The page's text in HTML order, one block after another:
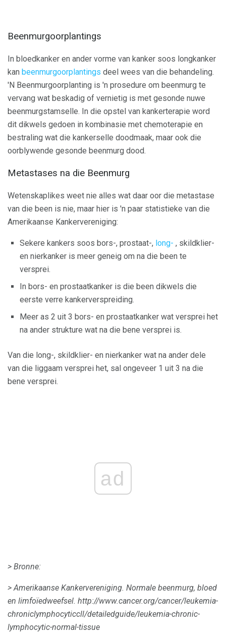
Beenmurgoorplantings
In bloedkanker en ander vorme van kanker soos longkanker
kan beenmurgoorplantings deel wees van die behandeling.
'N Beenmurgoorplanting is 'n prosedure om beenmurg te
vervang wat beskadig of vernietig is met gesonde nuwe
beenmurgstamselle. In die opstel van kankerterapie word
dit dikwels gedoen in kombinasie met chemoterapie en
bestraling wat die kankerselle doodmaak, maar ook die
oorblywende gesonde beenmurg dood.
Metastases na die Beenmurg
Wetenskaplikes weet nie alles wat daar oor die metastase
van die been is nie, maar hier is 'n paar statistieke van die
Amerikaanse Kankervereniging:
Sekere kankers soos bors-, prostaat-, long- , skildklier-
en nierkanker is meer geneig om na die been te
versprei.
In bors- en prostaatkanker is die been dikwels die
eerste verre kankerverspreiding.
Meer as 2 uit 3 bors- en prostaatkanker wat versprei het
na ander strukture wat na die bene versprei is.
Van die long-, skildklier- en nierkanker wat na ander dele
van die liggaam versprei het, sal ongeveer 1 uit 3 na die
bene versprei.
ad
> Bronne:
> Amerikaanse Kankervereniging. Normale beenmurg, bloed
en limfoïedweefsel. http://www.cancer.org/cancer/leukemia-
chroniclymphocyticcll/detailedguide/leukemia-chronic-
lymphocytic-normal-tissue